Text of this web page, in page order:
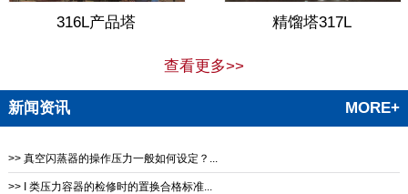
316L产品塔 精馏塔317L
查看更多>>
新闻资讯 MORE+
>> 真空闪蒸器的操作压力一般如何设定？...
>> I 类压力容器的检修时的置换合格标准...